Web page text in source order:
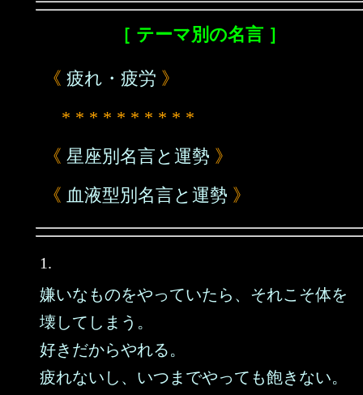
［ テーマ別の名言 ］
《 疲れ・疲労 》
* * * * * * * * * *
《 星座別名言と運勢 》
《 血液型別名言と運勢 》
1.
嫌いなものをやっていたら、それこそ体を
壊してしまう。
好きだからやれる。
疲れないし、いつまでやっても飽きない。